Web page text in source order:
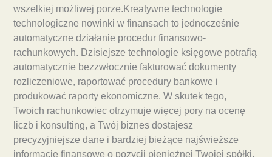
wszelkiej możliwej porze.Kreatywne technologie
technologiczne nowinki w finansach to jednocześnie
automatyczne działanie procedur finansowo-
rachunkowych. Dzisiejsze technologie księgowe potrafią
automatycznie bezzwłocznie fakturować dokumenty
rozliczeniowe, raportować procedury bankowe i
produkować raporty ekonomiczne. W skutek tego,
Twoich rachunkowiec otrzymuje więcej pory na ocenę
liczb i konsulting, a Twój biznes dostajesz
precyzyjniejsze dane i bardziej bieżące najświeższe
informacje finansowe o pozycji pieniężnej Twojej spółki.